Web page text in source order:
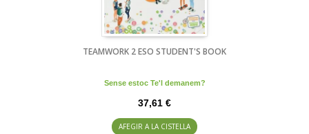
TEAMWORK 2 ESO STUDENT'S BOOK
Sense estoc Te'l demanem?
37,61 €
AFEGIR A LA CISTELLA